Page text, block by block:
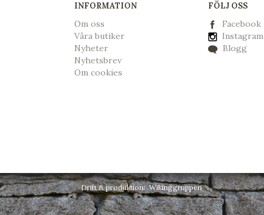
INFORMATION
Om oss
Våra butiker
Nyheter
Nyhetsbrev
Om cookies
FÖLJ OSS
Facebook
Instagram
Blogg
Drift & produktion:Wikinggruppen